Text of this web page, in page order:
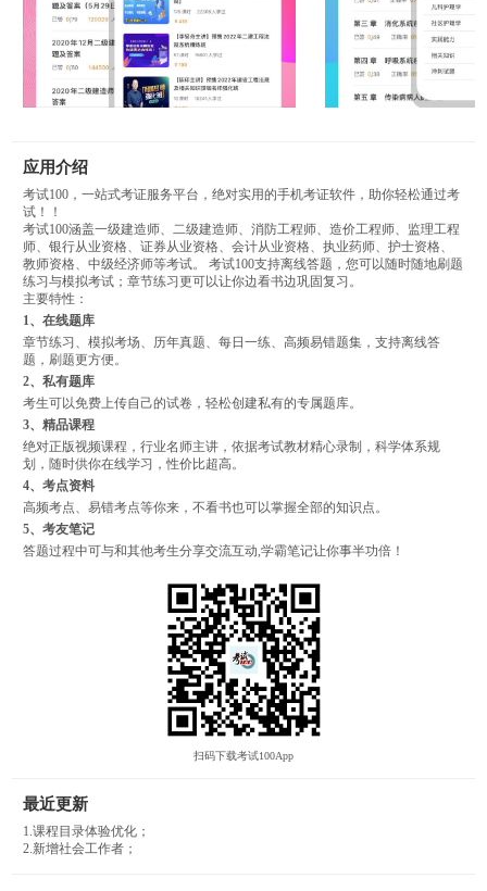
应用介绍
考试100，一站式考证服务平台，绝对实用的手机考证软件，助你轻松通过考
试！！
考试100涵盖一级建造师、二级建造师、消防工程师、造价工程师、监理工程
师、银行从业资格、证券从业资格、会计从业资格、执业药师、护士资格、
教师资格、中级经济师等考试。 考试100支持离线答题，您可以随时随地刷题
练习与模拟考试；章节练习更可以让你边看书边巩固复习。
主要特性：
1、在线题库
章节练习、模拟考场、历年真题、每日一练、高频易错题集，支持离线答
题，刷题更方便。
2、私有题库
考生可以免费上传自己的试卷，轻松创建私有的专属题库。
3、精品课程
绝对正版视频课程，行业名师主讲，依据考试教材精心录制，科学体系规
划，随时供你在线学习，性价比超高。
4、考点资料
高频考点、易错考点等你来，不看书也可以掌握全部的知识点。
5、考友笔记
答题过程中可与和其他考生分享交流互动,学霸笔记让你事半功倍！
扫码下载考试100App
最近更新
1.课程目录体验优化；
2.新增社会工作者；